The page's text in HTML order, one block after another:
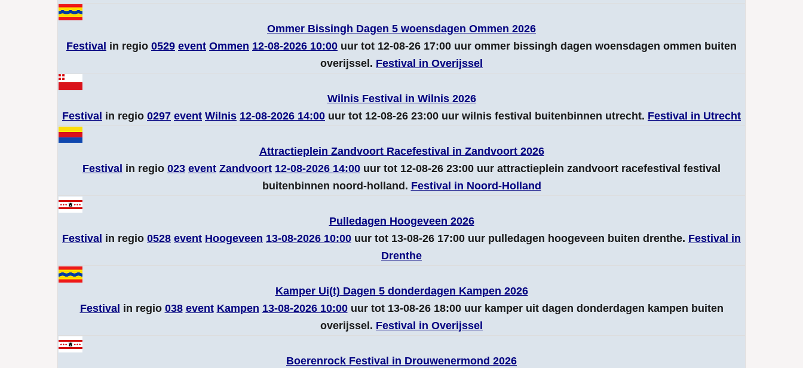
Ommer Bissingh Dagen 5 woensdagen Ommen 2026
Festival in regio 0529 event Ommen 12-08-2026 10:00 uur tot 12-08-26 17:00 uur ommer bissingh dagen woensdagen ommen buiten
overijssel. Festival in Overijssel
Wilnis Festival in Wilnis 2026
Festival in regio 0297 event Wilnis 12-08-2026 14:00 uur tot 12-08-26 23:00 uur wilnis festival buitenbinnen utrecht. Festival in Utrecht
Attractieplein Zandvoort Racefestival in Zandvoort 2026
Festival in regio 023 event Zandvoort 12-08-2026 14:00 uur tot 12-08-26 23:00 uur attractieplein zandvoort racefestival festival
buitenbinnen noord-holland. Festival in Noord-Holland
Pulledagen Hoogeveen 2026
Festival in regio 0528 event Hoogeveen 13-08-2026 10:00 uur tot 13-08-26 17:00 uur pulledagen hoogeveen buiten drenthe. Festival in
Drenthe
Kamper Ui(t) Dagen 5 donderdagen Kampen 2026
Festival in regio 038 event Kampen 13-08-2026 10:00uur tot 13-08-26 18:00 uur kamper uit dagen donderdagen kampen buiten
overijssel. Festival in Overijssel
Boerenrock Festival in Drouwenermond 2026